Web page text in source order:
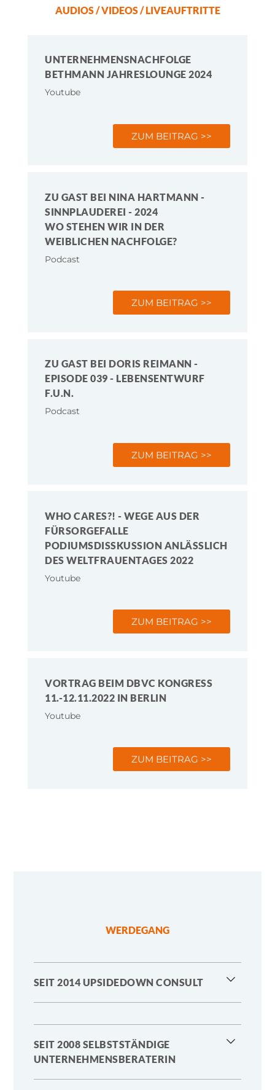
AUDIOS / VIDEOS / LIVEAUFTRITTE
UNTERNEHMENSNACHFOLGE
BETHMANN JAHRESLOUNGE 2024
Youtube
ZUM BEITRAG >>
ZU GAST BEI NINA HARTMANN -
SINNPLAUDEREI - 2024
WO STEHEN WIR IN DER
WEIBLICHEN NACHFOLGE?
Podcast
ZUM BEITRAG >>
ZU GAST BEI DORIS REIMANN -
EPISODE 039 - LEBENSENTWURF
F.U.N.
Podcast
ZUM BEITRAG >>
WHO CARES?! - WEGE AUS DER
FÜRSORGEFALLE
PODIUMSDISSKUSSION ANLÄSSLICH
DES WELTFRAUENTAGES 2022
Youtube
ZUM BEITRAG >>
VORTRAG BEIM DBVC KONGRESS
11.-12.11.2022 IN BERLIN
Youtube
ZUM BEITRAG >>
WERDEGANG
SEIT 2014 UPSIDEDOWN CONSULT
SEIT 2008 SELBSTSTÄNDIGE
UNTERNEHMENSBERATERIN